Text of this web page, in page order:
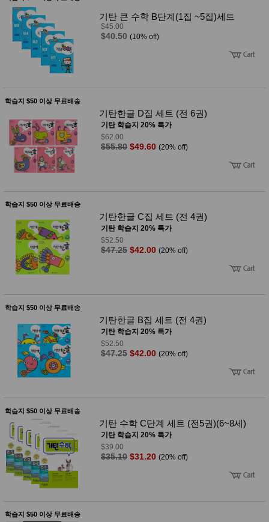
기탄 큰 수학 B단계(1집 ~5집)세트
$45.00
$40.50 (10% off)
학습지 $50 이상 무료배송
기탄한글 D집 세트 (전 6권)
기탄 학습지 20% 특가
$62.00
$55.80 $49.60 (20% off)
학습지 $50 이상 무료배송
기탄한글 C집 세트 (전 4권)
기탄 학습지 20% 특가
$52.50
$47.25 $42.00 (20% off)
학습지 $50 이상 무료배송
기탄한글 B집 세트 (전 4권)
기탄 학습지 20% 특가
$52.50
$47.25 $42.00 (20% off)
학습지 $50 이상 무료배송
기탄 수학 C단계 세트 (전5권)(6~8세)
기탄 학습지 20% 특가
$39.00
$35.10 $31.20 (20% off)
학습지 $50 이상 무료배송